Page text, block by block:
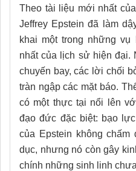
Theo tài liệu mới nhất
Jeffrey Epstein đã làm
khai một trong những
nhất của lịch sử hiện đại.
chuyến bay, các lời chối
tràn ngập các mặt báo.
có một thực tại nổi lên
đạo đức đặc biệt: bạo
của Epstein không
dục, nhưng nó còn gây
chính những sinh linh